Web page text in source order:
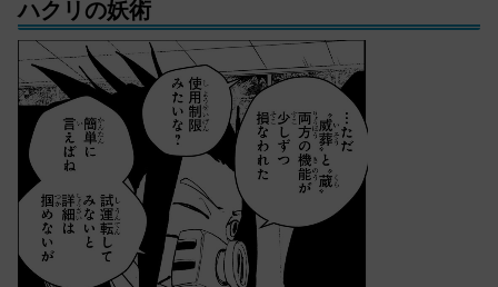
ハクリの妖術